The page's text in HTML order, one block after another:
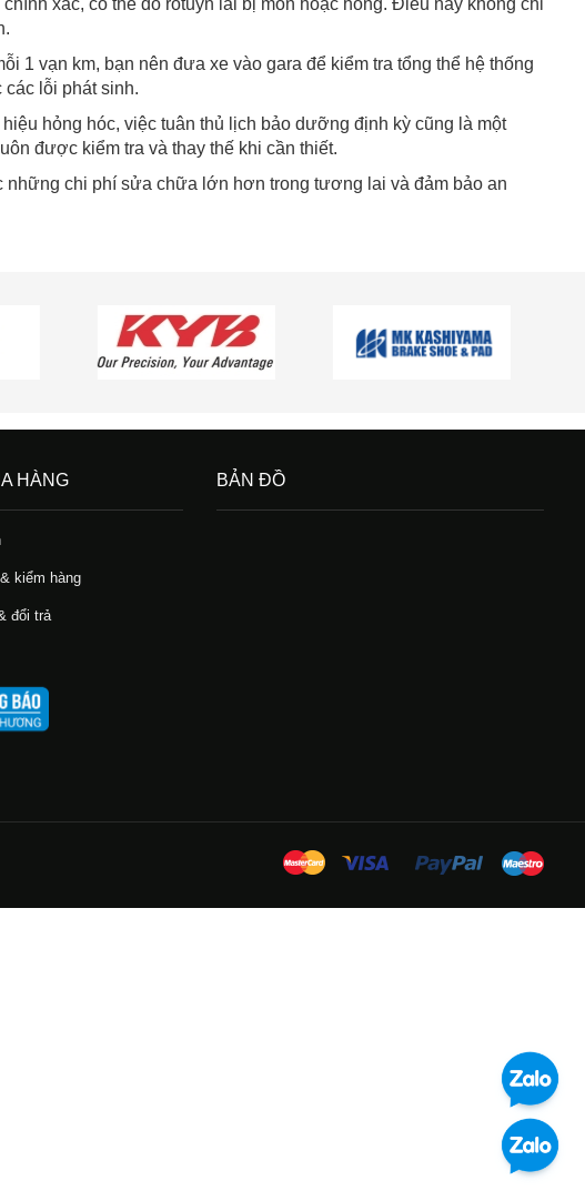
xác, có thể do rotuyn lái bị mòn hoặc hỏng. Điều này không chỉ
1 vạn km, bạn nên đưa xe vào gara để kiểm tra tổng thể hệ thống
các lỗi phát sinh.
hỏng hóc, việc tuân thủ lịch bảo dưỡng định kỳ cũng là một
được kiểm tra và thay thế khi cần thiết.
chi phí sửa chữa lớn hơn trong tương lai và đảm bảo an
HÀNG
kiểm hàng
đổi trả
BẢN ĐỒ